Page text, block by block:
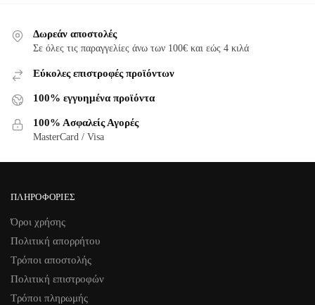
Δωρεάν αποστολές
Σε όλες τις παραγγελίες άνω των 100€ και εώς 4 κιλά
Εύκολες επιστροφές προϊόντων
100% εγγυημένα προϊόντα
100% Ασφαλείς Αγορές
MasterCard / Visa
ΠΛΗΡΟΦΟΡΊΕΣ
Όροι χρήσης
Πολιτική απορρήτου
Τρόποι αποστολής
Πολιτική επιστροφών
Τρόποι πληρωμής